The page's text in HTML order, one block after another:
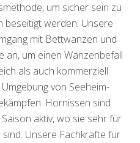
um sicher sein zu
beseitigt werden. Unsere
mit Bettwanzen und
an, um einen Wanzenbefall
als auch kommerziell
von Seeheim-
Hornissen sind
aktiv, wo sie sehr für
Unsere Fachkräfte für